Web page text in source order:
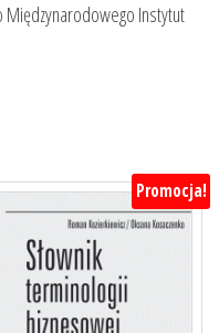
Międzynarodowego Instytut
Promocja!